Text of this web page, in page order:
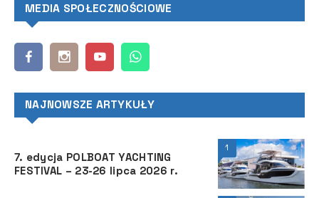
MEDIA SPOŁECZNOŚCIOWE
NAJNOWSZE ARTYKUŁY
1
7. edycja POLBOAT YACHTING
FESTIVAL – 23-26 lipca 2026 r.